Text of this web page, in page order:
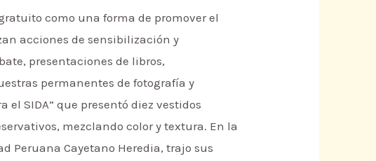
como una forma de promover el
acciones de sensibilización y
presentaciones de libros,
permanentes de fotografía y
SIDA” que presentó diez vestidos
mezclando color y textura. En la
Peruana Cayetano Heredia, trajo sus